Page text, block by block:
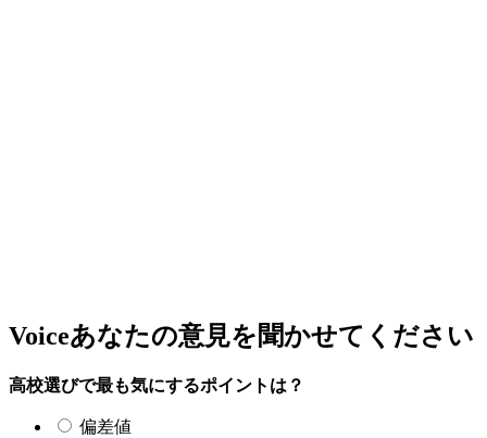
Voiceあなたの意見を聞かせてください
高校選びで最も気にするポイントは？
偏差値